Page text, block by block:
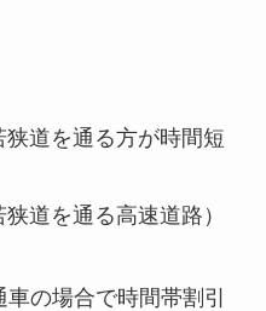
道を通る方が時間短
道を通る高速道路）
車の場合で時間帯割引